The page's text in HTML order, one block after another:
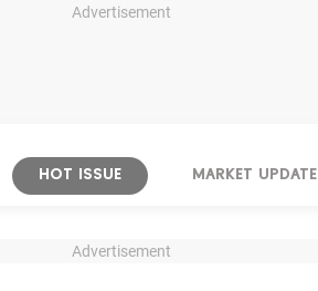
Advertisement
HOT ISSUE MARKET UPDATE
Advertisement